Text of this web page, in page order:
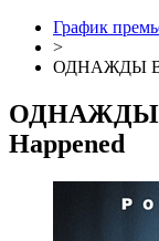
График
>
ОДНАЖДЫ
ОДНАЖДЫ
Happened